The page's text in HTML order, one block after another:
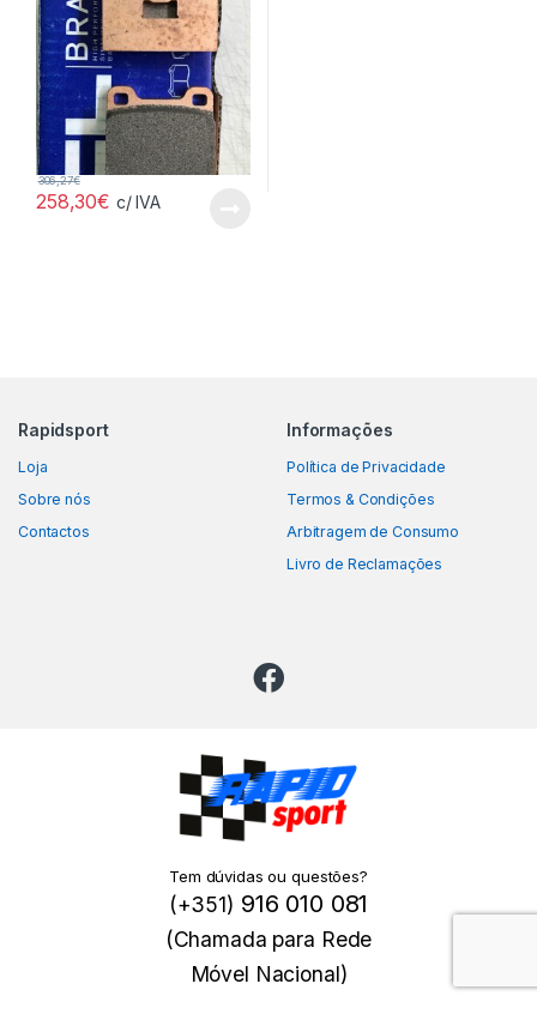
258,30€
306,27€
c/ IVA
Rapidsport
Loja
Sobre nós
Contactos
Informações
Política de Privacidade
Termos & Condições
Arbitragem de Consumo
Livro de Reclamações
Tem dúvidas ou questões?
(+351) 916 010 081
(Chamada para Rede
Móvel Nacional)